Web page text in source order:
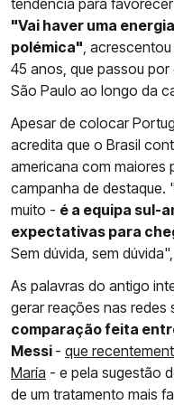
tendência para
"Vai haver uma
polémica",
45 anos, que passou
São Paulo ao longo da
Apesar de colocar
acredita que o Brasil
americana com maiores
campanha de destaque.
muito - é a equipa sul-
expectativas para
Sem dúvida, sem
As palavras do antigo
gerar reações nas redes
comparação feita
Messi - que
María - e pela sugestão
de um tratamento mais